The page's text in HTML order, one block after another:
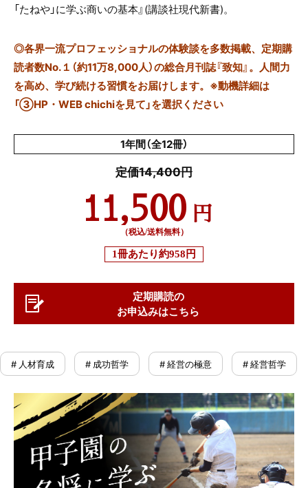
「たねや」に学ぶ商いの基本』(講談社現代新書)。
◎各界一流プロフェッショナルの体験談を多数掲載、定期購
読者数No.１（約11万8,000人）の総合月刊誌『致知』。人間力
を高め、学び続ける習慣をお届けします。※動機詳細は
「③HP・WEB chichiを見て」を選択ください
1年間（全12冊）
定価14,400円
11,500 円
（税込/送料無料）
1冊あたり約958円
定期購読の
お申込みはこちら
# 人材育成 # 成功哲学 # 経営の極意 # 経営哲学